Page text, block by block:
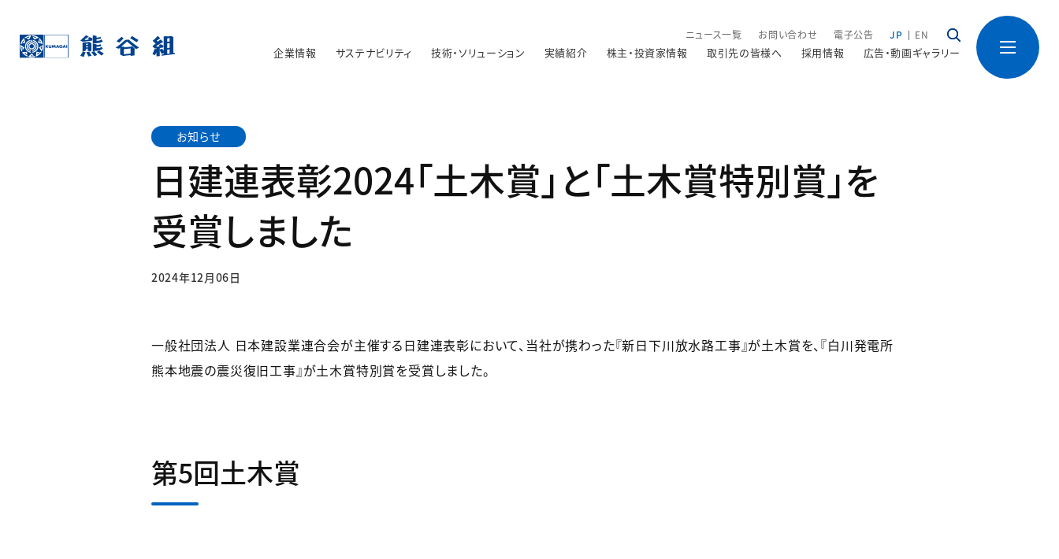
ニュース一覧 お問い合わせ 電子公告 JP EN
企業情報 サステナビリティ 技術・ソリューション 実績紹介 株主・投資家情報 取引先の皆様へ 採用情報 広告・動画ギャラリー
お知らせ
日建連表彰2024「土木賞」と「土木賞特別賞」を
受賞しました
2024年12月06日
一般社団法人 日本建設業連合会が主催する日建連表彰において、当社が携わった『新日下川放水路工事』が土木賞を、『白川発電所
熊本地震の震災復旧工事』が土木賞特別賞を受賞しました。
第5回土木賞